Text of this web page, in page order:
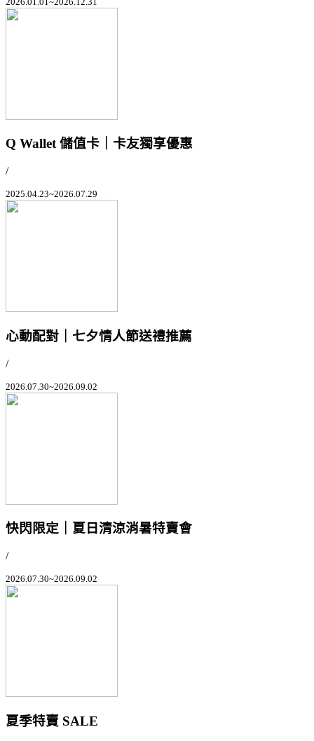
Q Wallet 儲值卡｜卡友獨享優惠
/
2025.04.23~2026.07.29
心動配對｜七夕情人節送禮推薦
/
2026.07.30~2026.09.02
快閃限定｜夏日清涼消暑特賣會
/
2026.07.30~2026.09.02
夏季特賣 SALE